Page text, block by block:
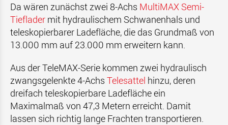
Da wären zunächst zwei 8-Achs MultiMAX Semi-
Tieflader mit hydraulischem Schwanenhals und
teleskopierbarer Ladefläche, die das Grundmaß von
13.000 mm auf 23.000 mm erweitern kann.
Aus der TeleMAX-Serie kommen zwei hydraulisch
zwangsgelenkte 4-Achs Telesattel hinzu, deren
dreifach teleskopierbare Ladefläche ein
Maximalmaß von 47,3 Metern erreicht. Damit
lassen sich richtig lange Frachten transportieren.